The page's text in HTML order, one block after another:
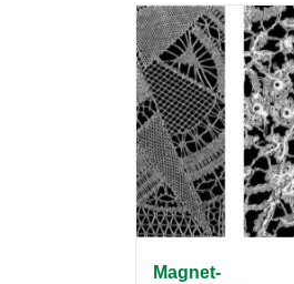
Magnet-